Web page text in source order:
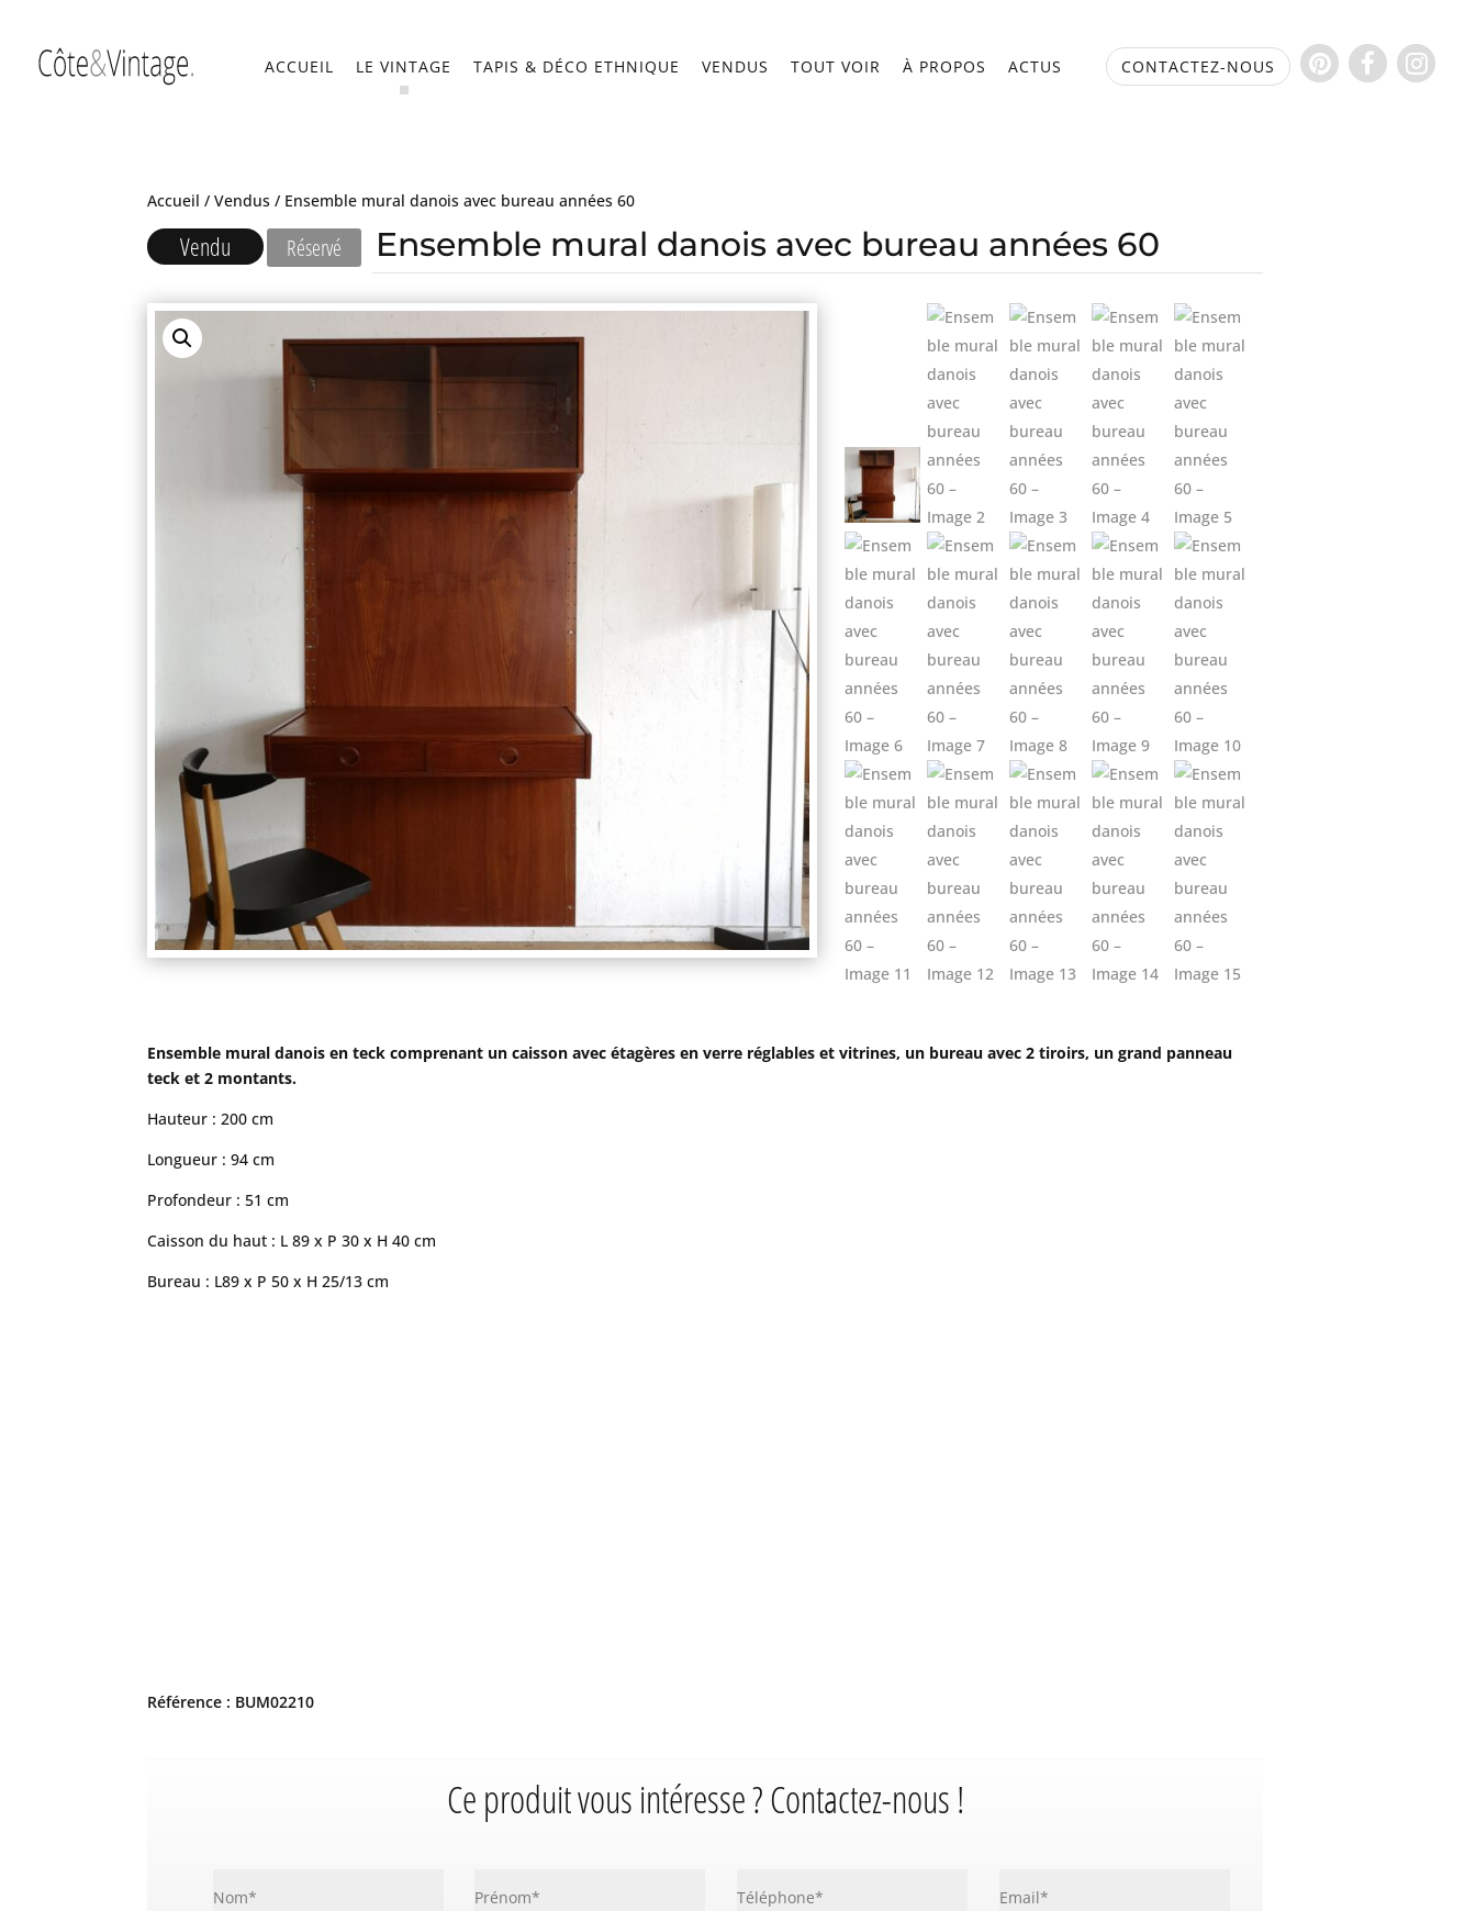
ACCUEIL LE VINTAGE TAPIS & DÉCO ETHNIQUE VENDUS TOUT VOIR À PROPOS ACTUS CONTACTEZ-NOUS
Accueil /Vendus / Ensemble mural danois avec bureau années 60
Vendu Réservé Ensemble mural danois avec bureau années 60
Ensemble mural danois en teck comprenant un caisson avec étagères en verre réglables et vitrines, un bureau avec 2 tiroirs, un grand panneau
teck et 2 montants.
Hauteur : 200 cm
Longueur : 94 cm
Profondeur : 51 cm
Caisson du haut : L 89 x P 30 x H 40 cm
Bureau : L89 x P 50 x H 25/13 cm
Référence : BUM02210
Ce produit vous intéresse ? Contactez-nous !